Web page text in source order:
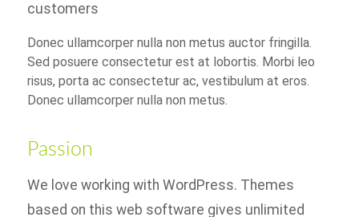
customers
Donec ullamcorper nulla non metus auctor fringilla.
Sed posuere consectetur est at lobortis. Morbi leo
risus, porta ac consectetur ac, vestibulum at eros.
Donec ullamcorper nulla non metus.
Passion
We love working with WordPress. Themes
based on this web software gives unlimited